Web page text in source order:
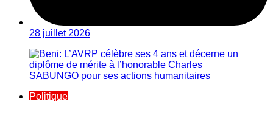
28 juillet 2026
Politique